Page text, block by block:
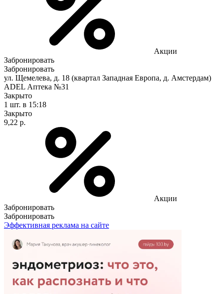
Акции
Забронировать
Забронировать
ул. Щемелева, д. 18 (квартал Западная Европа, д. Амстердам)
ADEL Аптека №31
Закрыто
1 шт. в 15:18
Закрыто
9,22 р.
Акции
Забронировать
Забронировать
Эффективная реклама на сайте